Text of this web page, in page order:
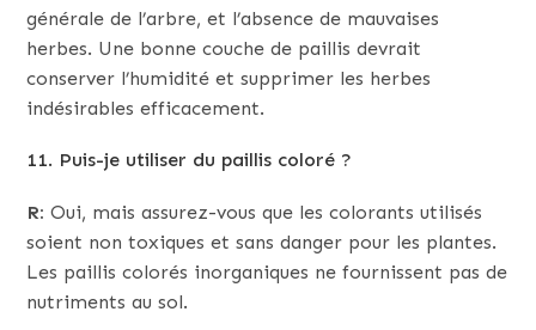
générale de l’arbre, et l’absence de mauvaises
herbes. Une bonne couche de paillis devrait
conserver l’humidité et supprimer les herbes
indésirables efficacement.
11. Puis-je utiliser du paillis coloré ?
R: Oui, mais assurez-vous que les colorants utilisés
soient non toxiques et sans danger pour les plantes.
Les paillis colorés inorganiques ne fournissent pas de
nutriments au sol.